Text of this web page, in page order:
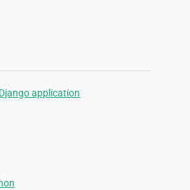
application